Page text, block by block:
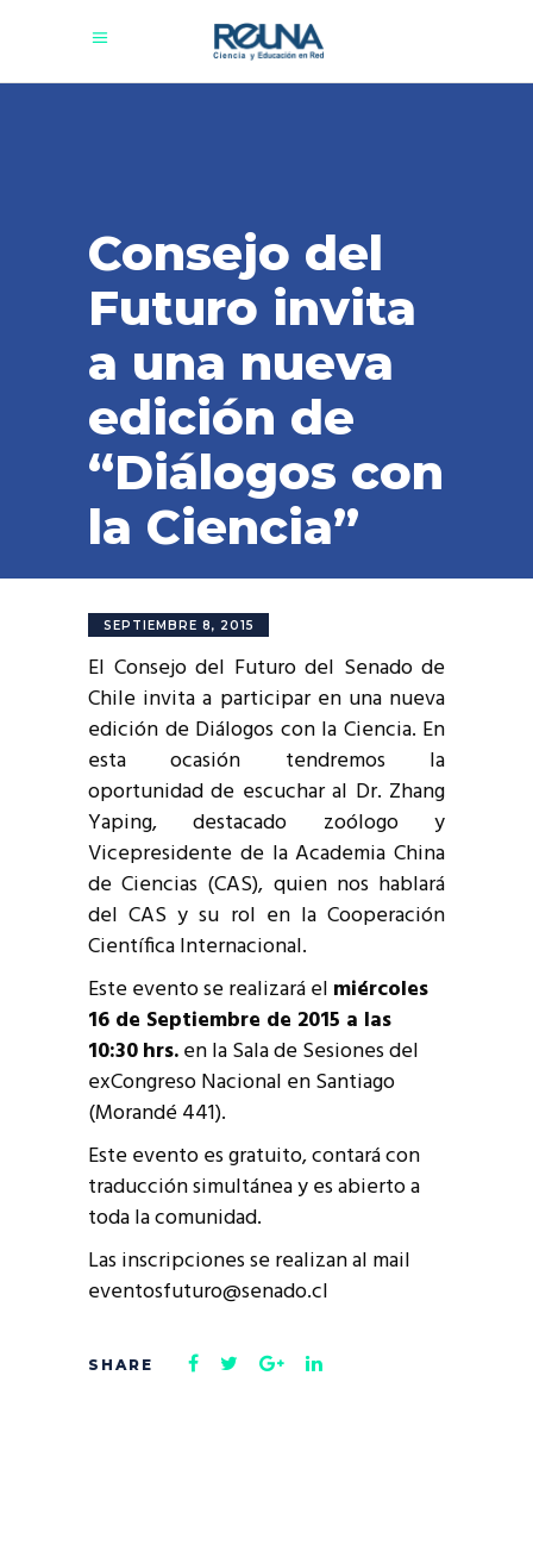
Consejo del
Futuro invita
a una nueva
edición de
“Diálogos con
la Ciencia”
SEPTIEMBRE 8, 2015
El Consejo del Futuro del Senado de
Chile invita a participar en una nueva
edición de Diálogos con la Ciencia. En
esta ocasión tendremos la
oportunidad de escuchar al Dr. Zhang
Yaping, destacado zoólogo y
Vicepresidente de la Academia China
de Ciencias (CAS), quien nos hablará
del CAS y su rol en la Cooperación
Científica Internacional.
Este evento se realizará el miércoles
16 de Septiembre de 2015 a las
10:30hrs.en la Sala de Sesiones del
exCongreso Nacional en Santiago
(Morandé 441).
Este evento es gratuito, contará con
traducción simultánea y es abierto a
toda la comunidad.
Las inscripciones se realizan al mail
eventosfuturo@senado.cl